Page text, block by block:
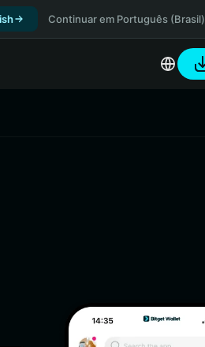
Continuar em Português (Brasil)